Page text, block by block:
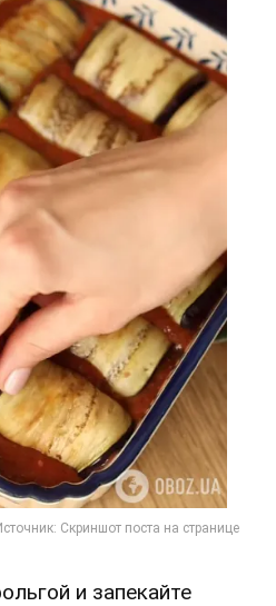
и запекайте